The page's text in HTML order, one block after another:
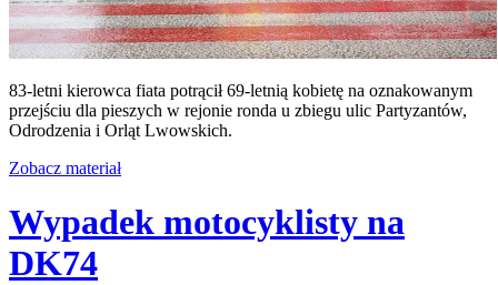
83-letni kierowca fiata potrącił 69-letnią kobietę na oznakowanym
przejściu dla pieszych w rejonie ronda u zbiegu ulic Partyzantów,
Odrodzenia i Orląt Lwowskich.
Zobacz materiał
Wypadek motocyklisty na
DK74